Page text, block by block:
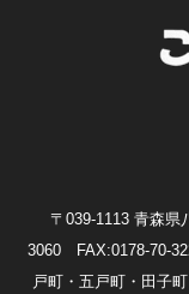
〒039-1113 青森
3060 FAX:0178-70-
戸町・五戸町・田子